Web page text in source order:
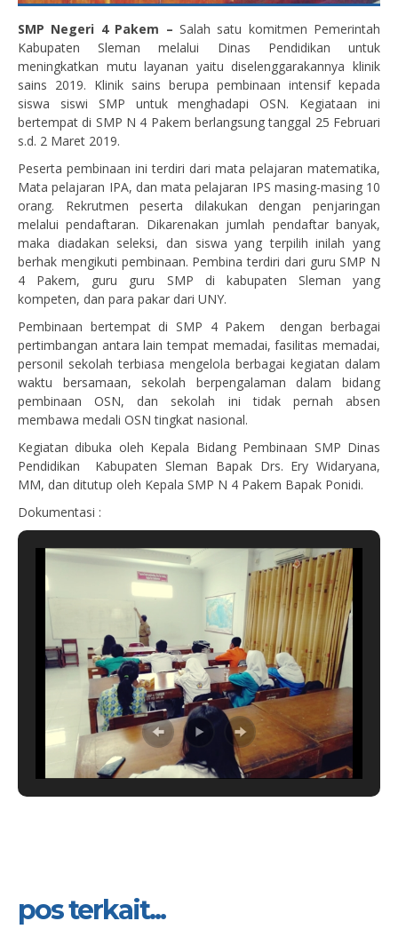
SMP Negeri 4 Pakem – Salah satu komitmen Pemerintah
Kabupaten Sleman melalui Dinas Pendidikan untuk
meningkatkan mutu layanan yaitu diselenggarakannya klinik
sains 2019. Klinik sains berupa pembinaan intensif kepada
siswa siswi SMP untuk menghadapi OSN. Kegiataan ini
bertempat di SMP N 4 Pakem berlangsung tanggal 25 Februari
s.d. 2 Maret 2019.
Peserta pembinaan ini terdiri dari mata pelajaran matematika,
Mata pelajaran IPA, dan mata pelajaran IPS masing-masing 10
orang. Rekrutmen peserta dilakukan dengan penjaringan
melalui pendaftaran. Dikarenakan jumlah pendaftar banyak,
maka diadakan seleksi, dan siswa yang terpilih inilah yang
berhak mengikuti pembinaan. Pembina terdiri dari guru SMP N
4 Pakem, guru guru SMP di kabupaten Sleman yang
kompeten, dan para pakar dari UNY.
Pembinaan bertempat di SMP 4 Pakem dengan berbagai
pertimbangan antara lain tempat memadai, fasilitas memadai,
personil sekolah terbiasa mengelola berbagai kegiatan dalam
waktu bersamaan, sekolah berpengalaman dalam bidang
pembinaan OSN, dan sekolah ini tidak pernah absen
membawa medali OSN tingkat nasional.
Kegiatan dibuka oleh Kepala Bidang Pembinaan SMP Dinas
Pendidikan Kabupaten Sleman Bapak Drs. Ery Widaryana,
MM, dan ditutup oleh Kepala SMP N 4 Pakem Bapak Ponidi.
Dokumentasi :
pos terkait...